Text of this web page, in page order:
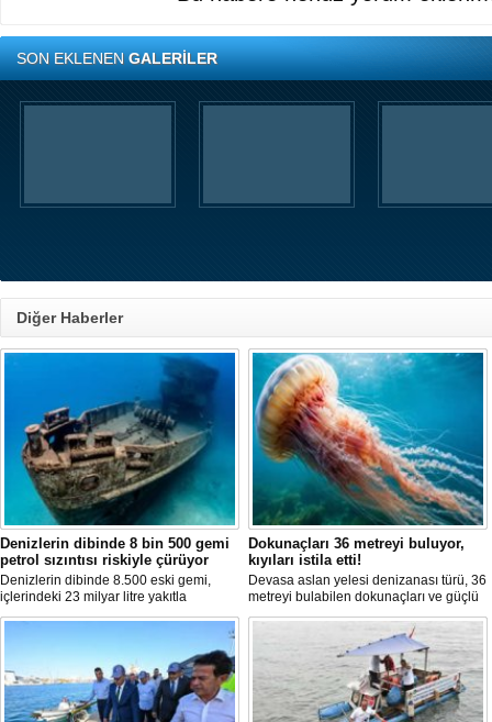
SON EKLENENGALERİLER
Diğer Haberler
Denizlerin dibinde 8 bin 500 gemi
petrol sızıntısı riskiyle çürüyor
Denizlerin dibinde 8.500 eski gemi,
içlerindeki 23 milyar litre yakıtla
paslanıyor. Bilim insanları, bu
deniz ekosistemleri için büyük bir tehdit
oluşturduğunu belirtiyor.
Dokunaçları 36 metreyi buluyor,
kıyıları istila etti!
Devasa aslan yelesi denizanası türü, 36
metreyi bulabilen dokunaçları ve güçlü
zehriyle kıyıları istila etti. Uzmanlar,
akıntıların bu olağan dışı yoğunluğa
neden olduğunu belirtiyor.